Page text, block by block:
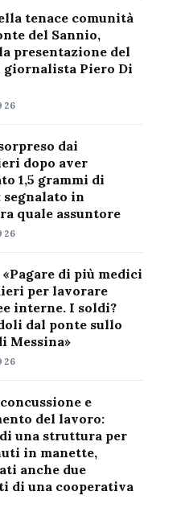
tenace comunità
del Sannio,
presentazione del
Piero Di
dai
dopo aver
1,5 grammi di
segnalato in
quale assuntore
di più medici
per lavorare
interne. I soldi?
dal ponte sullo
Messina»
e
del lavoro:
una struttura per
in manette,
anche due
di una cooperativa